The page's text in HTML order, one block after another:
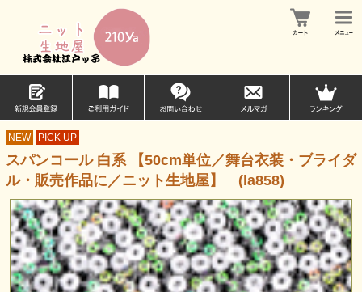
NEW PICK UP
スパンコール 白系 【50cm単位／舞台衣装・ブライダ
ル・販売作品に／ニット生地屋】 (la858)